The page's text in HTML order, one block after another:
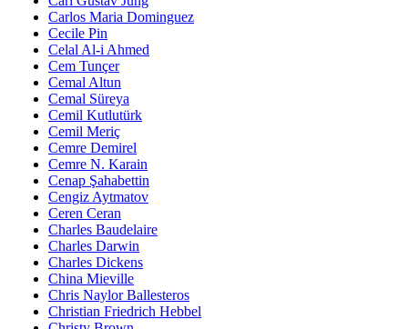
Carlos Maria Dominguez
Cecile Pin
Celal Al-i Ahmed
Cem Tunçer
Cemal Altun
Cemal Süreya
Cemil Kutlutürk
Cemil Meriç
Cemre Demirel
Cemre N. Karain
Cenap Şahabettin
Cengiz Aytmatov
Ceren Ceran
Charles Baudelaire
Charles Darwin
Charles Dickens
China Mieville
Chris Naylor Ballesteros
Christian Friedrich Hebbel